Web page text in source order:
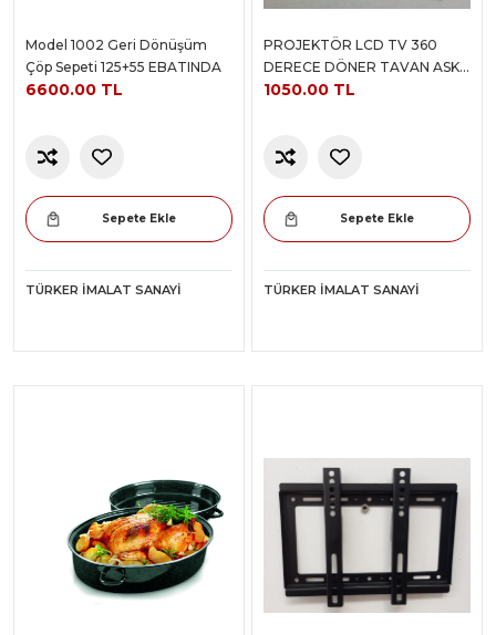
Model 1002 Geri Dönüşüm
Çöp Sepeti 125+55 EBATINDA
6600.00 TL
Sepete Ekle
TÜRKER İMALAT SANAYI
PROJEKTÖR LCD TV 360
DERECE DÖNER TAVAN ASKI
APARATI
1050.00 TL
Sepete Ekle
TÜRKER İMALAT SANAYI